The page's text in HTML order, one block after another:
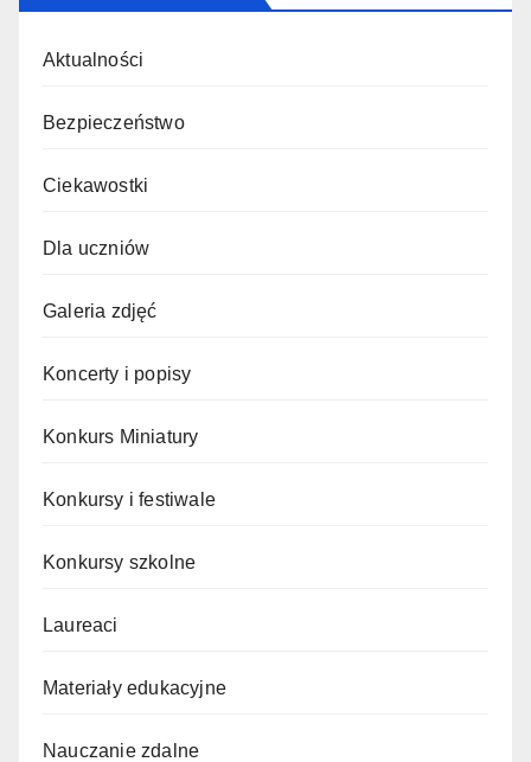
Aktualności
Bezpieczeństwo
Ciekawostki
Dla uczniów
Galeria zdjęć
Koncerty i popisy
Konkurs Miniatury
Konkursy i festiwale
Konkursy szkolne
Laureaci
Materiały edukacyjne
Nauczanie zdalne